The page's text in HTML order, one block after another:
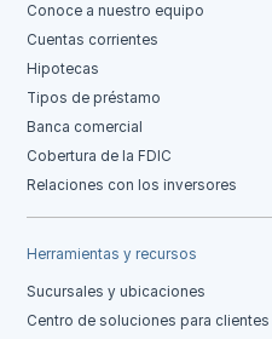
Conoce a nuestro equipo
Cuentas corrientes
Hipotecas
Tipos de préstamo
Banca comercial
Cobertura de la FDIC
Relaciones con los inversores
Herramientas y recursos
Sucursales y ubicaciones
Centro de soluciones para clientes